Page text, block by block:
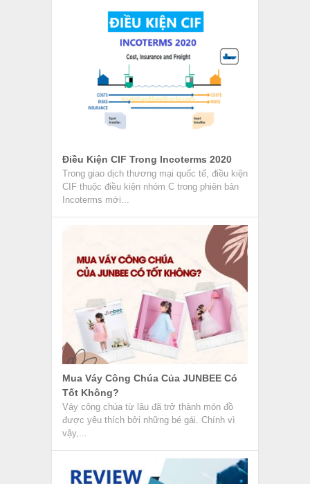
Điều Kiện CIF Trong Incoterms 2020
Trong giao dịch thương mại quốc tế, điều kiện
CIF thuộc điều kiện nhóm C trong phiên bản
Incoterms mới...
Mua Váy Công Chúa Của JUNBEE Có
Tốt Không?
Váy công chúa từ lâu đã trở thành món đồ
được yêu thích bởi những bé gái. Chính vì
vậy,...